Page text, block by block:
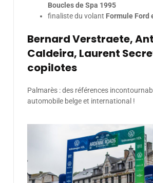
Boucles de Spa 1995
finaliste du volant Formule Ford
Bernard Verstraete,
Caldeira, Laurent
copilotes
Palmarès : des références
automobile belge et international !